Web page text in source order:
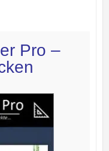
Pro –